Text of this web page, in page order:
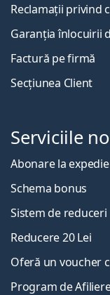
Reclamații privind
Garanția înlocuirii
Factură pe firmă
Secțiunea Client
Serviciile
Abonare la
Schema bonus
Sistem de reduceri
Reducere 20 Lei
Oferă un voucher
Program de